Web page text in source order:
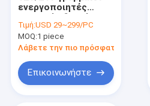
ενεργοποιητές
λειτουργία 4
καναλιών
συγχρονικός
Τιμή:USD 29~299/PC
MOQ:1 piece
Λάβετε την πιο πρόσφατη τιμή
Επικοινωνήστε